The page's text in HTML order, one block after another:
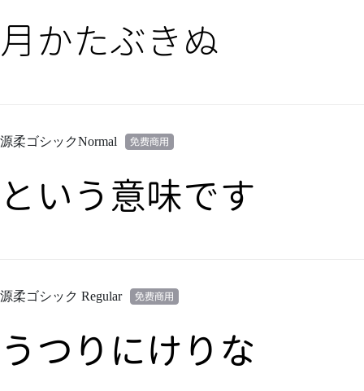
月かたぶきぬ
源柔ゴシックNormal
という意味です
源柔ゴシック Regular
うつりにけりな